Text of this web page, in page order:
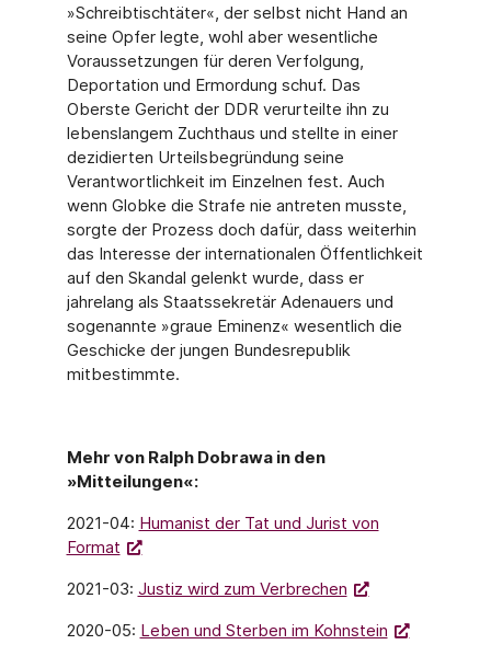
»Schreibtischtäter«, der selbst nicht Hand an
seine Opfer legte, wohl aber wesentliche
Voraussetzungen für deren Verfolgung,
Deportation und Ermordung schuf. Das
Oberste Gericht der DDR verurteilte ihn zu
lebenslangem Zuchthaus und stellte in einer
dezidierten Urteilsbegründung seine
Verantwortlichkeit im Einzelnen fest. Auch
wenn Globke die Strafe nie antreten musste,
sorgte der Prozess doch dafür, dass weiterhin
das Interesse der internationalen Öffentlichkeit
auf den Skandal gelenkt wurde, dass er
jahrelang als Staatssekretär Adenauers und
sogenannte »graue Eminenz« wesentlich die
Geschicke der jungen Bundesrepublik
mitbestimmte.
Mehr von Ralph Dobrawa in den
»Mitteilungen«:
2021-04: Humanist der Tat und Jurist von
Format
2021-03: Justiz wird zum Verbrechen
2020-05: Leben und Sterben im Kohnstein